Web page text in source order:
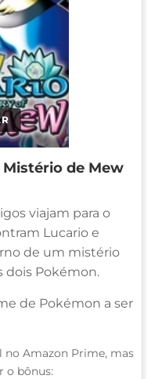
de Mew
viajam para o
Lucario e
de um mistério
dois Pokémon.
de Pokémon a ser
no Amazon Prime, mas
o bônus: